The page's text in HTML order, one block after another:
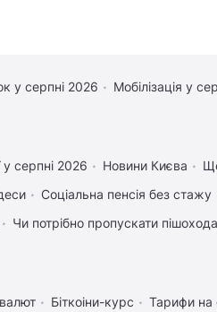
у серпні 2026
Мобілізація у
у серпні 2026 Новини Києва
Соціальна пенсія без стажу
Чи потрібно пропускати
Біткоіни-курс
Тарифи на